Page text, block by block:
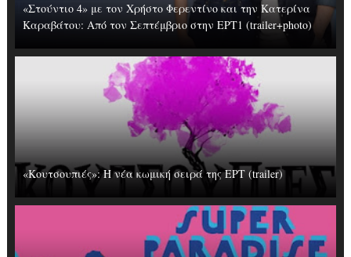
«Στούντιο 4» με τον Χρήστο Φερεντίνο και την Κατερίνα
Καραβάτου: Από τον Σεπτέμβριο στην ΕΡΤ1 (trailer+photo)
«Κουτσουπιές»: Η νέα κωμική σειρά της ΕΡΤ (trailer)